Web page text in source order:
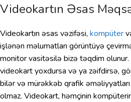
Videokartın Əsas
Videokartın əsas vəzifəsi, kompüter
işlənən məlumatları görüntüyə
monitor vasitəsilə bizə təqdim
videokart yoxdursa və ya zəifdirsə,
bilər və mürəkkəb qrafik
olmaz. Videokart, həmçinin